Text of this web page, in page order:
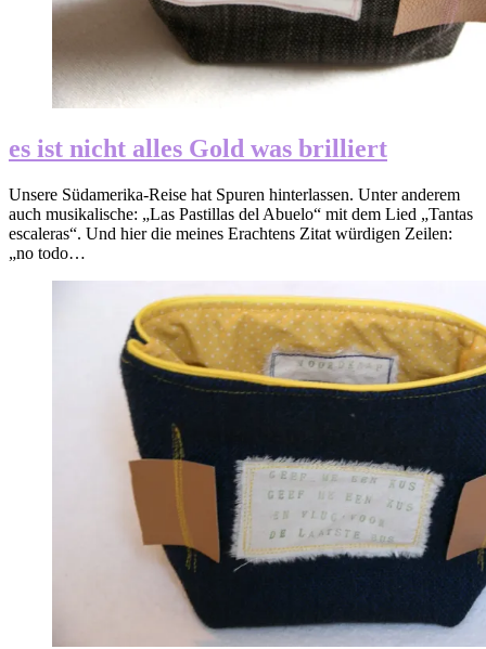
es ist nicht alles Gold was brilliert
Unsere Südamerika-Reise hat Spuren hinterlassen. Unter anderem
auch musikalische: „Las Pastillas del Abuelo“ mit dem Lied „Tantas
escaleras“. Und hier die meines Erachtens Zitat würdigen Zeilen:
„no todo…